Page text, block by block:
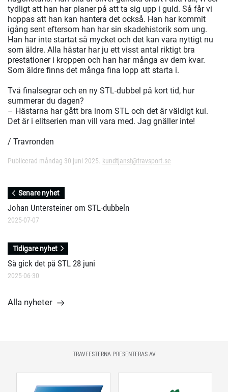
tydligt att han har planer på att ta sig upp i guld. Så får vi
hoppas att han kan hantera det också. Han har kommit
igång sent eftersom han har sin skadehistorik som ung.
Han har inte startat så mycket och det kan vara nyttigt nu
som äldre. Alla hästar har ju ett visst antal riktigt bra
prestationer i kroppen och han har många av dem kvar.
Som äldre finns det många fina lopp att starta i.
Två finalsegrar och en ny STL-dubbel på kort tid, hur
summerar du dagen?
– Hästarna har gått bra inom STL och det är väldigt kul.
Det är i elitserien man vill vara med. Jag gnäller inte!
/ Travronden
Publicerad måndag 30 juni 2025. kundtjanst@travsport.se
Senare nyhet
Johan Untersteiner om STL-dubbeln
2025-07-07
Tidigare nyhet
Så gick det på STL 28 juni
2025-06-30
Alla nyheter
TRAVFESTERNA PRESENTERAS AV